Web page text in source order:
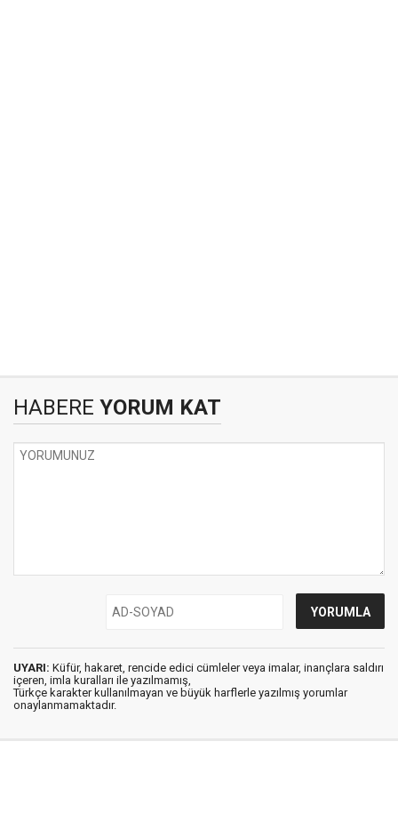
HABERE YORUM KAT
UYARI: Küfür, hakaret, rencide edici cümleler veya imalar, inançlara saldırı
içeren, imla kuralları ile yazılmamış,
Türkçe karakter kullanılmayan ve büyük harflerle yazılmış yorumlar
onaylanmamaktadır.